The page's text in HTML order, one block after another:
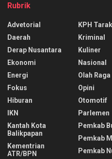
Rubrik
Advetorial
Daerah
Derap Nusantara
Ekonomi
Energi
Fokus
Hiburan
IKN
Kantah Kota
Balikpapan
Kementrian
ATR/BPN
KPH
Kriminal
Kuliner
Nasional
Olah Raga
Opini
Otomotif
Parlemen
Pemkab
Pemkab
Pemkab